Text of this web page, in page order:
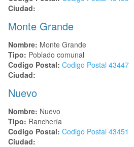
Ciudad:
Monte Grande
Nombre: Monte Grande
Tipo: Poblado comunal
Codigo Postal: Codigo Postal 43447
Ciudad:
Nuevo
Nombre: Nuevo
Tipo: Ranchería
Codigo Postal: Codigo Postal 43451
Ciudad: